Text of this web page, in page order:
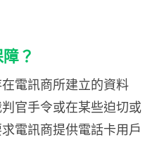
？
電訊商所建立的資料
官手令或在某些迫切或
電訊商提供電話卡用戶